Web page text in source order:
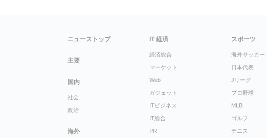
ニューストップ
主要
国内
社会
政治
海外
IT 経済
経済総合
マーケット
Web
ガジェット
ITビジネス
IT総合
PR
スポーツ
海外サッカー
日本代表
Jリーグ
プロ野球
MLB
ゴルフ
テニス